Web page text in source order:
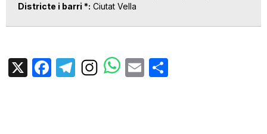
Districte i barri * Ciutat Vella
X Facebook
TelegramEmail